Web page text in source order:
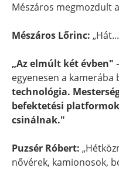
Mészáros megmozdult
Mészáros Lőrinc:
„Az elmúlt két évben"
egyenesen a kamerába
technológia.
befektetési
csinálnak."
Puzsér Róbert:
nővérek, kamionosok,